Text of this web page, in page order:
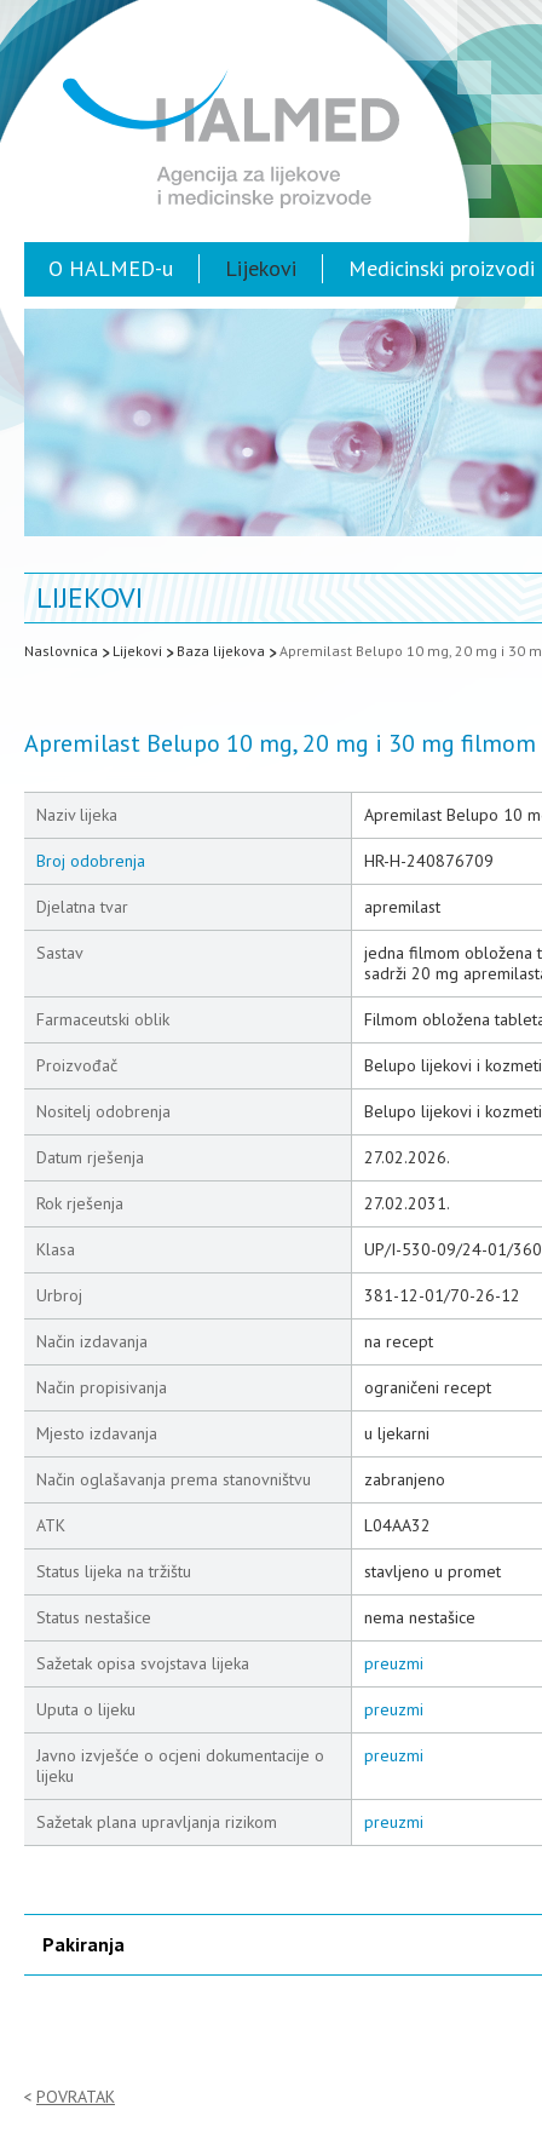
O HALMED-u Lijekovi Medicinski proizvodi
LIJEKOVI
Naslovnica Lijekovi Baza lijekova Apremilast Belupo 10 mg, 20 mg i 30
Apremilast Belupo 10 mg, 20 mg i 30 mg
Naziv lijeka Apremilast Belupo 10
Broj odobrenja HR-H-240876709
Djelatna tvar apremilast
Sastav
jedna filmom obložena
sadrži 20 mg
Farmaceutski oblik Filmom obložena
Proizvođač Belupo lijekovi i
Nositelj odobrenja Belupo lijekovi i
Datum rješenja 27.02.2026.
Rok rješenja 27.02.2031.
Klasa UP/I-530-09/24-01/360
Urbroj 381-12-01/70-26-12
Način izdavanja na recept
Način propisivanja ograničeni recept
Mjesto izdavanja u ljekarni
Način oglašavanja prema stanovništvu zabranjeno
ATK L04AA32
Status lijeka na tržištu stavljeno u promet
Status nestašice nema nestašice
Sažetak opisa svojstava lijeka preuzmi
Uputa o lijeku preuzmi
Javno izvješće o ocjeni dokumentacije o
lijeku
preuzmi
Sažetak plana upravljanja rizikom preuzmi
Pakiranja
POVRATAK